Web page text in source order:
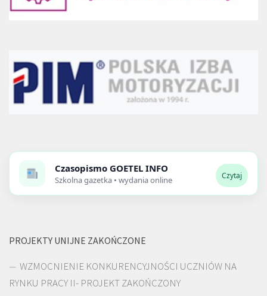
Czasopismo GOETEL INFO
Szkolna gazetka • wydania online Czytaj
PROJEKTY UNIJNE ZAKOŃCZONE
WZMOCNIENIE KONKURENCYJNOŚCI UCZNIÓW NA
RYNKU PRACY II- PROJEKT ZAKOŃCZONY